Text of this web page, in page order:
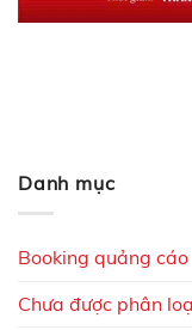
Danh mục
Booking quảng cáo
Chưa được phân